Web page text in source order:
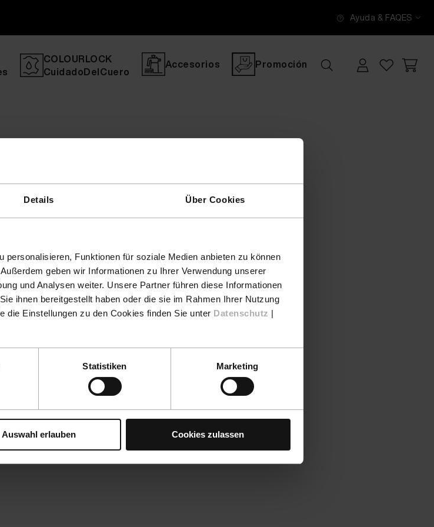
Details Über Cookies
personalisieren, Funktionen für soziale Medien anbieten zu können
geben wir Informationen zu Ihrer Verwendung unserer
und Analysen weiter. Unsere Partner führen diese Informationen
ihnen bereitgestellt haben oder die sie im Rahmen Ihrer Nutzung
die Einstellungen zu den Cookies finden Sie unter Datenschutz |
Statistiken Marketing
Auswahl erlauben Cookies zulassen
Ayuda & FAQES
COLOURLOCK
CuidadoDelCuero
Accesorios Promoción